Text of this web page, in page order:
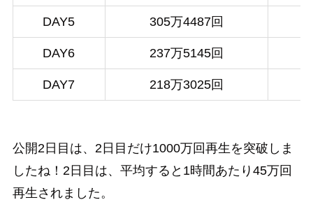
DAY5 305万4487回
DAY6 237万5145回
DAY7 218万3025回
公開2日目は、2日目だけ1000万回再生を突破しま
したね！2日目は、平均すると1時間あたり45万回
再生されました。